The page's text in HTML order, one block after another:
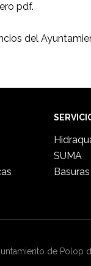
pdf.
del
SUMA
Basuras
de Polop